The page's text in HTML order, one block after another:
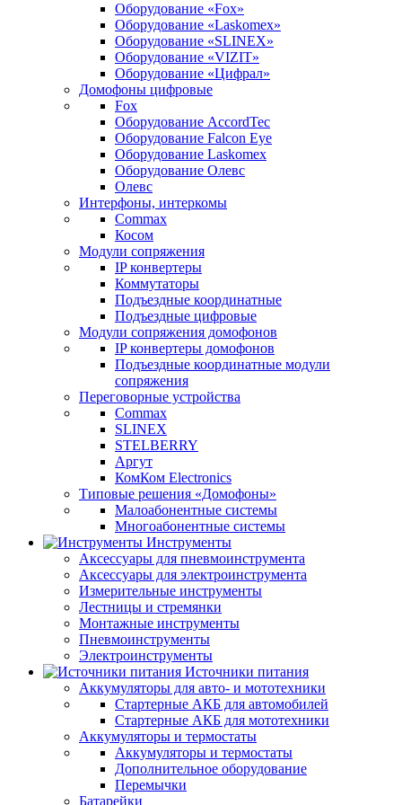
Оборудование «Fox»
Оборудование «Laskomex»
Оборудование «SLINEX»
Оборудование «VIZIT»
Оборудование «Цифрал»
Домофоны цифровые
Fox
Оборудование AccordTec
Оборудование Falcon Eye
Оборудование Laskomex
Оборудование Олевс
Олевс
Интерфоны, интеркомы
Commax
Косом
Модули сопряжения
IP конвертеры
Коммутаторы
Подъездные координатные
Подъездные цифровые
Модули сопряжения домофонов
IP конвертеры домофонов
Подъездные координатные модули
сопряжения
Переговорные устройства
Commax
SLINEX
STELBERRY
Аргут
КомКом Electronics
Типовые решения «Домофоны»
Малоабонентные системы
Многоабонентные системы
Инструменты
Аксессуары для пневмоинструмента
Аксессуары для электроинструмента
Измерительные инструменты
Лестницы и стремянки
Монтажные инструменты
Пневмоинструменты
Электроинструменты
Источники питания
Аккумуляторы для авто- и мототехники
Стартерные АКБ для автомобилей
Стартерные АКБ для мототехники
Аккумуляторы и термостаты
Аккумуляторы и термостаты
Дополнительное оборудование
Перемычки
Батарейки